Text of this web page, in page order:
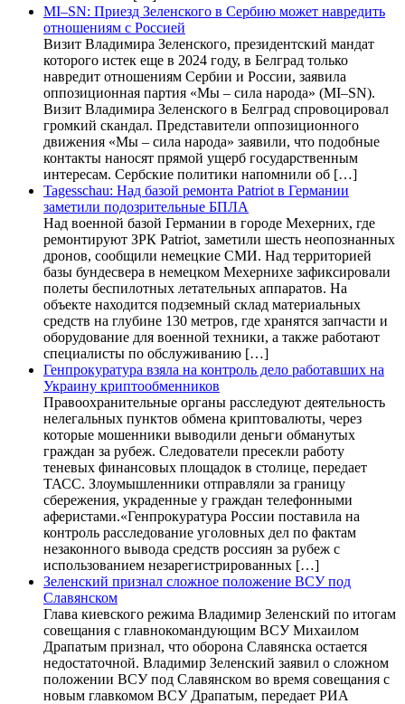
MI–SN: Приезд Зеленского в Сербию может навредить
отношениям с Россией
Визит Владимира Зеленского, президентский мандат
которого истек еще в 2024 году, в Белград только
навредит отношениям Сербии и России, заявила
оппозиционная партия «Мы – сила народа» (MI–SN).
Визит Владимира Зеленского в Белград спровоцировал
громкий скандал. Представители оппозиционного
движения «Мы – сила народа» заявили, что подобные
контакты наносят прямой ущерб государственным
интересам. Сербские политики напомнили об […]
Tagesschau: Над базой ремонта Patriot в Германии
заметили подозрительные БПЛА
Над военной базой Германии в городе Мехерних, где
ремонтируют ЗРК Patriot, заметили шесть неопознанных
дронов, сообщили немецкие СМИ. Над территорией
базы бундесвера в немецком Мехернихе зафиксировали
полеты беспилотных летательных аппаратов. На
объекте находится подземный склад материальных
средств на глубине 130 метров, где хранятся запчасти и
оборудование для военной техники, а также работают
специалисты по обслуживанию […]
Генпрокуратура взяла на контроль дело работавших на
Украину криптообменников
Правоохранительные органы расследуют деятельность
нелегальных пунктов обмена криптовалюты, через
которые мошенники выводили деньги обманутых
граждан за рубеж. Следователи пресекли работу
теневых финансовых площадок в столице, передает
ТАСС. Злоумышленники отправляли за границу
сбережения, украденные у граждан телефонными
аферистами.«Генпрокуратура России поставила на
контроль расследование уголовных дел по фактам
незаконного вывода средств россиян за рубеж с
использованием незарегистрированных […]
Зеленский признал сложное положение ВСУ под
Славянском
Глава киевского режима Владимир Зеленский по итогам
совещания с главнокомандующим ВСУ Михаилом
Драпатым признал, что оборона Славянска остается
недостаточной. Владимир Зеленский заявил о сложном
положении ВСУ под Славянском во время совещания с
новым главкомом ВСУ Драпатым, передает РИА